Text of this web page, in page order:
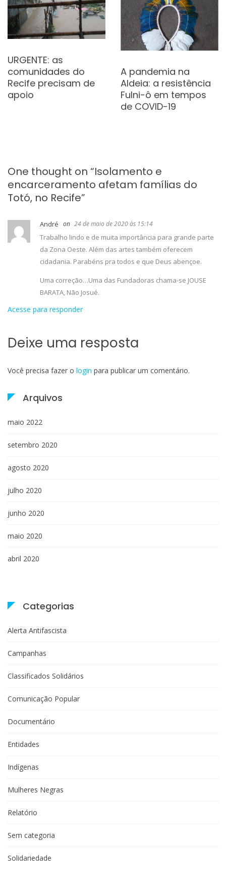
URGENTE: as
comunidades do
Recife precisam de
apoio
A pandemia na
Aldeia: a resistência
Fulni-ô em tempos
de COVID-19
One thought on “Isolamento e
encarceramento afetam famílias do
Totó, no Recife”
André 24 de maio de 2020 às 15:14
Trabalho lindo e de muita importância para grande parte
da Zona Oeste. Além das artes também oferecem
cidadania. Parabéns pra todos e que Deus abençoe.
Uma correção…Uma das Fundadoras chama-se JOUSE
BARATA, Não Josué.
Acesse para responder
Deixe uma resposta
Você precisa fazer o login para publicar um comentário.
Arquivos
maio 2022
setembro 2020
agosto 2020
julho 2020
junho 2020
maio 2020
abril 2020
Categorias
Alerta Antifascista
Campanhas
Classificados Solidários
Comunicação Popular
Documentário
Entidades
Indígenas
Mulheres Negras
Relatório
Sem categoria
Solidariedade